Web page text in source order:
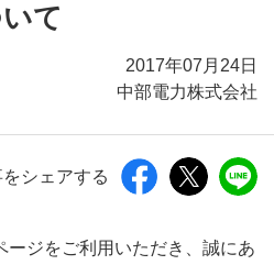
て
2017年07月24日
中部電力株式会社
シェアする
ージをご利用いただき、誠にあ